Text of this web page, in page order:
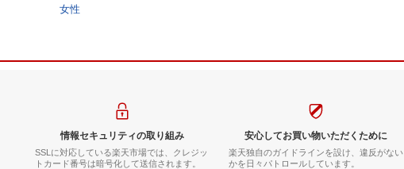
女性
情報セキュリティの取り組み
SSLに対応している楽天市場では、クレジッ
トカード番号は暗号化して送信されます。
安心してお買い物いただくために
楽天独自のガイドラインを設け、違反がない
かを日々パトロールしています。